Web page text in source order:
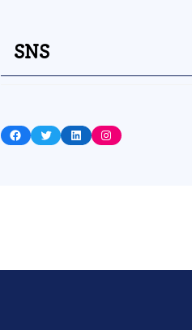
SNS
Facebook Twitter LinkedIn Instagram